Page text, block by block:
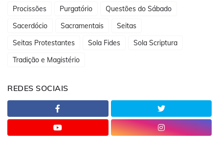
Procissões
Purgatório
Questões do Sábado
Sacerdócio
Sacramentais
Seitas
Seitas Protestantes
Sola Fides
Sola Scriptura
Tradição e Magistério
REDES SOCIAIS